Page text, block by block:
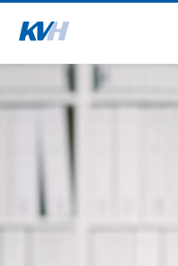
Zur Startseite